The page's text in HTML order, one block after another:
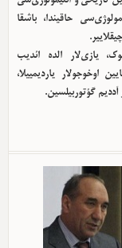
حاقیندا، باشقا
یازی‌لار الده ائدیب
اوخوجولار یاردیمییلا،
گؤتوربیلسین.